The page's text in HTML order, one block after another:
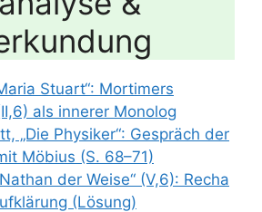
Stuart“: Mortimers
als innerer Monolog
„Die Physiker“: Gespräch der
Möbius (S. 68–71)
der Weise“ (V,6): Recha
(Lösung)